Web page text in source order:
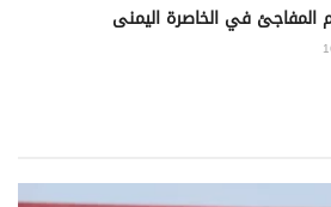
المفاجئ في الخاصرة اليمنى